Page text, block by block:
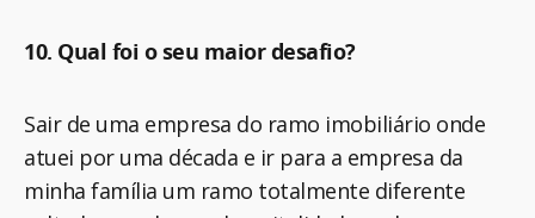
10. Qual foi o seu maior desafio?
Sair de uma empresa do ramo imobiliário onde
atuei por uma década e ir para a empresa da
minha família um ramo totalmente diferente